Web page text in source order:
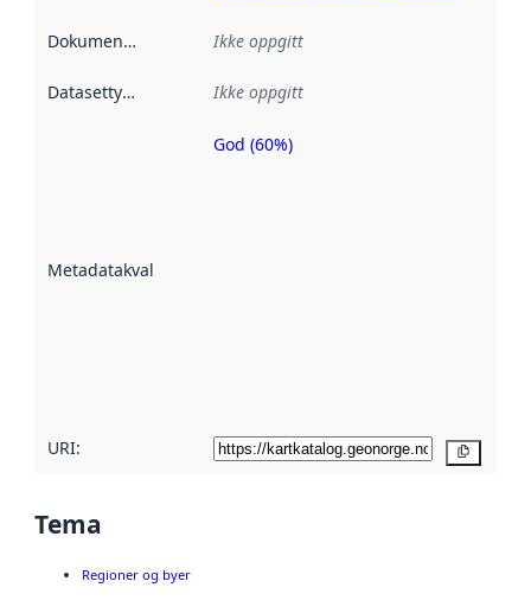
Dokumentasjon Ikke oppgitt
Datasettype Ikke oppgitt
Metadatakvalitet
Metadatakvalitet
God (60%)
URI:
Tema
Regioner og byer